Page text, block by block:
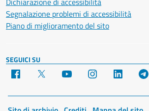
Segnalazione problemi di accessibilità
Piano di miglioramento del sito
SEGUICI SU
Facebook YouTube Instagram LinkedIn